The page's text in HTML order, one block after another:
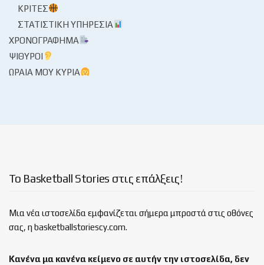
ΚΡΙΤΈΣ
ΣΤΑΤΙΣΤΙΚΉ ΥΠΗΡΕΣΊΑ
ΧΡΟΝΟΓΡΆΦΗΜΑ
ΨΊΘΥΡΟΙ
ΩΡΑΊΑ ΜΟΥ ΚΥΡΊΑ
Το Basketball Stories στις επάλξεις!
Μια νέα ιστοσελίδα εμφανίζεται σήμερα μπροστά στις οθόνες
σας, η basketballstoriescy.com.
Κανένα μα κανένα κείμενο σε αυτήν την ιστοσελίδα, δεν